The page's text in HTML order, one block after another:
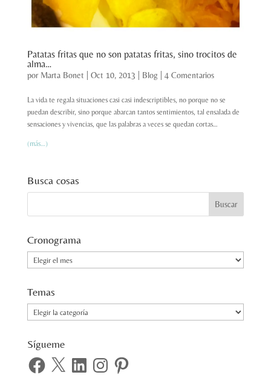
Patatas fritas que no son patatas fritas, sino trocitos de
alma…
por Marta Bonet Oct 10, 2013 Blog 4 Comentarios
La vida te regala situaciones casi casi indescriptibles, no porque no se
puedan describir, sino porque abarcan tantos sentimientos, tal ensalada de
sensaciones y vivencias, que las palabras a veces se quedan cortas…
(más…)
Busca cosas
Cronograma
Cronograma
Temas
Temas
Sígueme
Facebook
X LinkedInInstagramPinterest